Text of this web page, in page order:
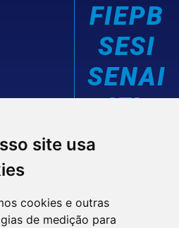
site usa
cookies e outras
de medição para
-
FIEPB
SESI
SENAI
IEL